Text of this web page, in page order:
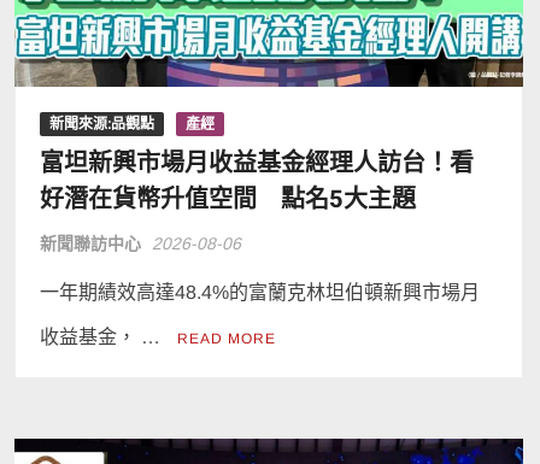
新聞來源:品觀點 產經
富坦新興市場月收益基金經理人訪台！看
好潛在貨幣升值空間 點名5大主題
新聞聯訪中心 2026-08-06
一年期績效高達48.4%的富蘭克林坦伯頓新興市場月
收益基金， … READ MORE